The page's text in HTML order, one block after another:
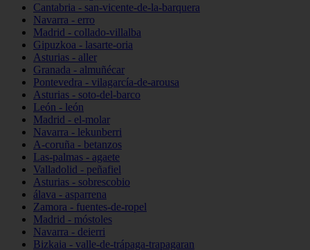
Cantabria - san-vicente-de-la-barquera
Navarra - erro
Madrid - collado-villalba
Gipuzkoa - lasarte-oria
Asturias - aller
Granada - almuñécar
Pontevedra - vilagarcía-de-arousa
Asturias - soto-del-barco
León - león
Madrid - el-molar
Navarra - lekunberri
A-coruña - betanzos
Las-palmas - agaete
Valladolid - peñafiel
Asturias - sobrescobio
álava - asparrena
Zamora - fuentes-de-ropel
Madrid - móstoles
Navarra - deierri
Bizkaia - valle-de-trápaga-trapagaran